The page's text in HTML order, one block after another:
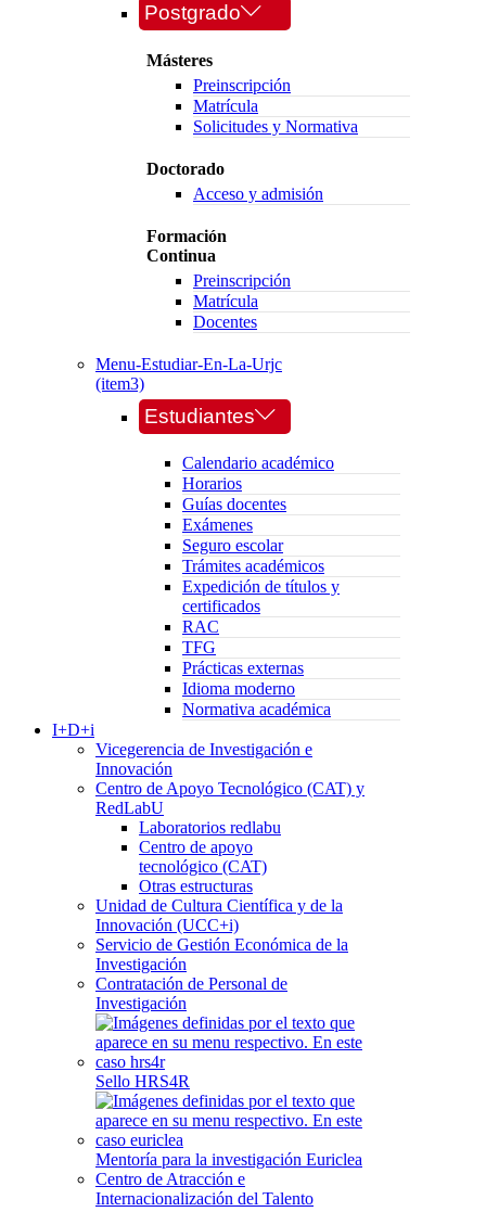
Postgrado
Másteres
Preinscripción
Matrícula
Solicitudes y Normativa
Doctorado
Acceso y admisión
Formación
Continua
Preinscripción
Matrícula
Docentes
Menu-Estudiar-En-La-Urjc
(item3)
Estudiantes
Calendario académico
Horarios
Guías docentes
Exámenes
Seguro escolar
Trámites académicos
Expedición de títulos y
certificados
RAC
TFG
Prácticas externas
Idioma moderno
Normativa académica
I+D+i
Vicegerencia de Investigación e
Innovación
Centro de Apoyo Tecnológico (CAT) y
RedLabU
Laboratorios redlabu
Centro de apoyo
tecnológico (CAT)
Otras estructuras
Unidad de Cultura Científica y de la
Innovación (UCC+i)
Servicio de Gestión Económica de la
Investigación
Contratación de Personal de
Investigación
Sello HRS4R
Mentoría para la investigación Euriclea
Centro de Atracción e
Internacionalización del Talento